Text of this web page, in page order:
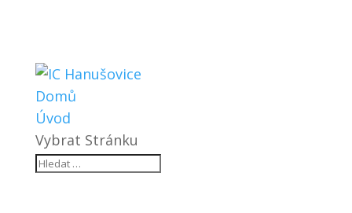
Domů
Úvod
Vybrat Stránku